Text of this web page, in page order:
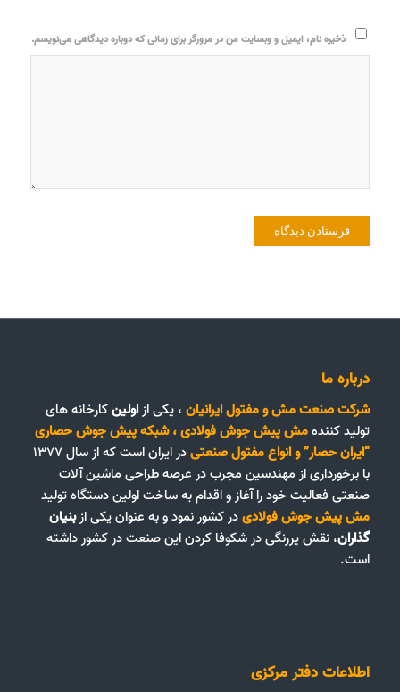
ذخیره نام، ایمیل و وبسایت من در مرورگر برای زمانی که دوباره دیدگاهی می‌نویسم.
درباره ما
شرکت صنعت مش و مفتول ایرانیان، یکی از اولینکارخانه های
تولید کنندهمش پیش جوش فولادی،شبکه پیش جوش حصاری
“ایران حصار”وانواع مفتول صنعتی
در ایران است که از سال ۱۳۷۷
با برخورداری از مهندسین مجرب در عرصه طراحی ماشین آلات
صنعتی فعالیت خود را آغاز و اقدام به ساخت اولین دستگاه تولید
مش پیش جوش فولادیدر کشور نمود و به عنوان یکی ازبنیان
گذاران، نقش پررنگی در شکوفا کردن این صنعت در کشور داشته
است.
اطلاعات دفتر مرکزی